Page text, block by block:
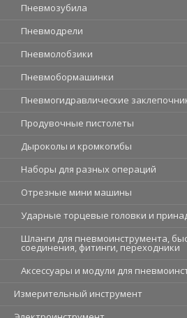
Пневмозубила
Пневмодрели
Пневмолобзики
Пневмобормашинки
Пневмогидравлические
Продувочные пистолеты
Дыроколы и кромкогибы
Наборы для разных операций
Отрезные мини машины
Ударные торцевые головки и
Шланги для пневмоинструмента,
соединения, фитинги, переходники
Аксессуары и модули для
Измерительный инструмент